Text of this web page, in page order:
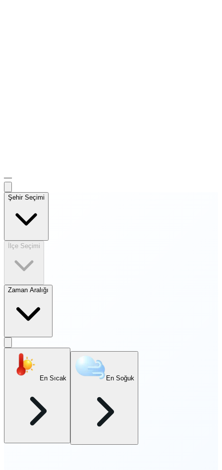
—
Şehir Seçimi
İlçe Seçimi
Zaman Aralığı
En Sıcak En Soğuk